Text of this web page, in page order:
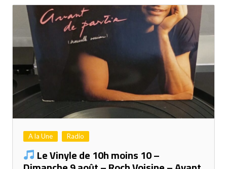
A la Une Radio
Le Vinyle de 10h moins 10 –